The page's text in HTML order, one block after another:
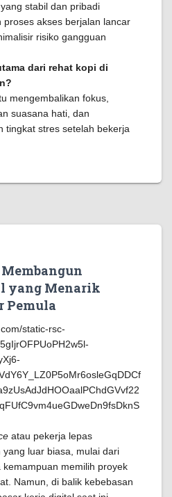
stabil dan pribadi
proses akses berjalan lancar
risiko gangguan
dari rehat kopi di
mengembalikan fokus,
suasana hati, dan
tingkat stres setelah bekerja
yang Menarik
Pemula
atau pekerja lepas
luar biasa, mulai dari
memilih proyek
Namun, di balik kebebasan